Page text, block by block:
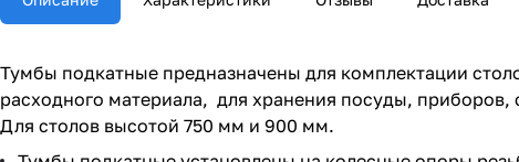
Тумбы подкатные предназначены для комплектации
расходного материала, для хранения посуды,
Для столов высотой 750 мм и 900 мм.